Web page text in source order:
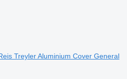
Treyler Aluminium Cover General